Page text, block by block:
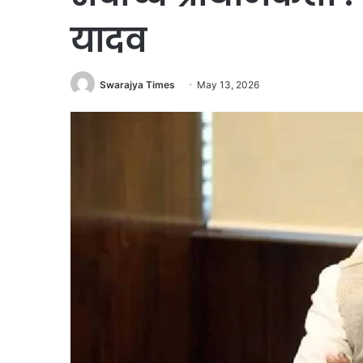
यादव
Swarajya Times May 13, 2026